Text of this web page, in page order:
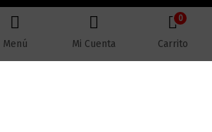
reservados © 2026 Lectores.co |
Menú Mi Cuenta
0
Carrito